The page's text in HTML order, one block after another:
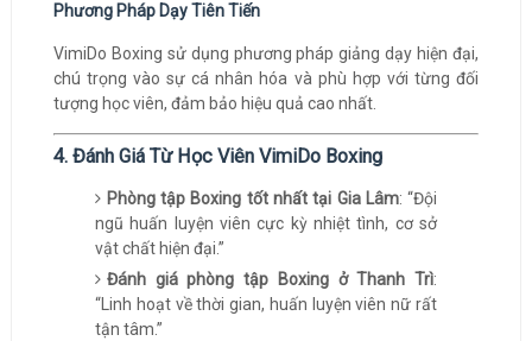
Phương Pháp Dạy Tiên Tiến
VimiDo Boxing sử dụng phương pháp giảng dạy hiện đại,
chú trọng vào sự cá nhân hóa và phù hợp với từng đối
tượng học viên, đảm bảo hiệu quả cao nhất.
4. Đánh Giá Từ Học Viên VimiDo Boxing
Phòng tập Boxing tốt nhất tại Gia Lâm: “Đội
ngũ huấn luyện viên cực kỳ nhiệt tình, cơ sở
vật chất hiện đại.”
Đánh giá phòng tập Boxing ở Thanh Trì:
“Linh hoạt về thời gian, huấn luyện viên nữ rất
tận tâm.”